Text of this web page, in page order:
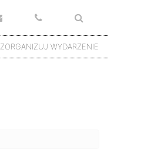
ZORGANIZUJ WYDARZENIE